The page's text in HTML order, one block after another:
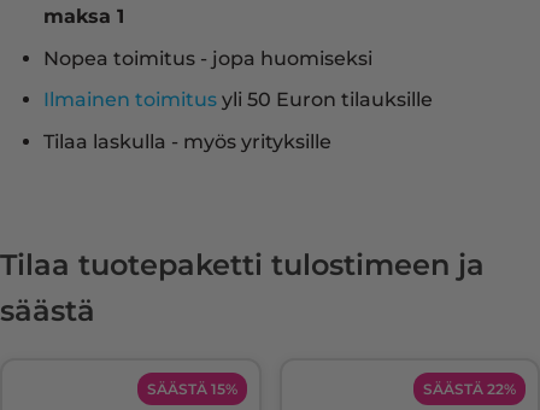
maksa 1
Nopea toimitus - jopa huomiseksi
Ilmainen toimitusyli 50 Euron tilauksille
Tilaa laskulla - myös yrityksille
Tilaa tuotepaketti tulostimeen ja
säästä
SÄÄSTÄ 15% SÄÄSTÄ 22%